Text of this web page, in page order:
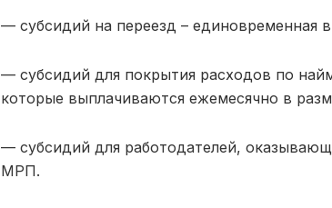
— субсидий на переезд –
— субсидий для покрытия расходов по
которые выплачиваются ежемесячно в
— субсидий для работодателей,
МРП.